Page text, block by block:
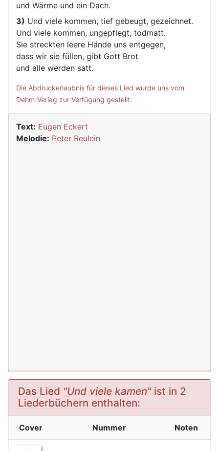
und Wärme und ein Dach.
3) Und viele kommen, tief gebeugt, gezeichnet.
Und viele kommen, ungepflegt, todmatt.
Sie streckten leere Hände uns entgegen,
dass wir sie füllen, gibt Gott Brot
und alle werden satt.
Die Abdruckerlaubnis für dieses Lied wurde uns vom
Dehm-Verlag zur Verfügung gestellt.
Text: Eugen Eckert
Melodie: Peter Reulein
Das Lied "Und viele kamen"ist in 2
Liederbüchern enthalten:
Cover Nummer Noten